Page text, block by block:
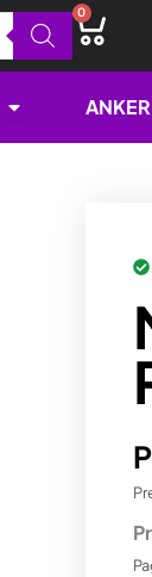
0
Cart
Open ANKER